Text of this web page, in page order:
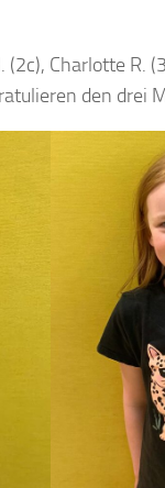
Charlotte R.
den drei